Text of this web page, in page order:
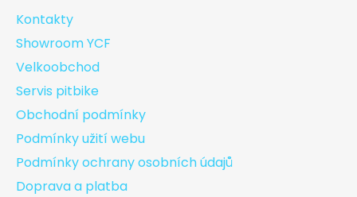
Kontakty
Showroom YCF
Velkoobchod
Servis pitbike
Obchodní podmínky
Podmínky užití webu
Podmínky ochrany osobních údajů
Doprava a platba